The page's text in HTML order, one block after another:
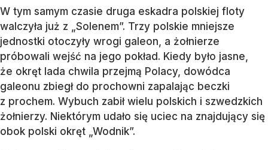
W tym samym czasie druga eskadra polskiej floty
walczyła już z „Solenem”. Trzy polskie mniejsze
jednostki otoczyły wrogi galeon, a żołnierze
próbowali wejść na jego pokład. Kiedy było jasne,
że okręt lada chwila przejmą Polacy, dowódca
galeonu zbiegł do prochowni zapalając beczki
z prochem. Wybuch zabił wielu polskich i szwedzkich
żołnierzy. Niektórym udało się uciec na znajdujący się
obok polski okręt „Wodnik”.